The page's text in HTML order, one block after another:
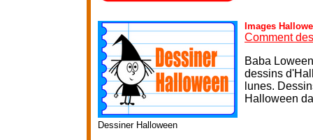
Dessiner Halloween
Images
Comment
Baba
dessins
lunes.
Halloween